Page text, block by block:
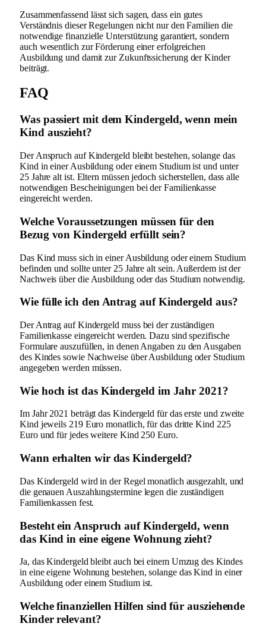
Zusammenfassend lässt sich sagen, dass ein gutes
Verständnis dieser Regelungen nicht nur den Familien die
notwendige finanzielle Unterstützung garantiert, sondern
auch wesentlich zur Förderung einer erfolgreichen
Ausbildung und damit zur Zukunftssicherung der Kinder
beiträgt.
FAQ
Was passiert mit dem Kindergeld, wenn mein
Kind auszieht?
Der Anspruch auf Kindergeld bleibt bestehen, solange das
Kind in einer Ausbildung oder einem Studium ist und unter
25 Jahre alt ist. Eltern müssen jedoch sicherstellen, dass alle
notwendigen Bescheinigungen bei der Familienkasse
eingereicht werden.
Welche Voraussetzungen müssen für den
Bezug von Kindergeld erfüllt sein?
Das Kind muss sich in einer Ausbildung oder einem Studium
befinden und sollte unter 25 Jahre alt sein. Außerdem ist der
Nachweis über die Ausbildung oder das Studium notwendig.
Wie fülle ich den Antrag auf Kindergeld aus?
Der Antrag auf Kindergeld muss bei der zuständigen
Familienkasse eingereicht werden. Dazu sind spezifische
Formulare auszufüllen, in denen Angaben zu den Ausgaben
des Kindes sowie Nachweise über Ausbildung oder Studium
angegeben werden müssen.
Wie hoch ist das Kindergeld im Jahr 2021?
Im Jahr 2021 beträgt das Kindergeld für das erste und zweite
Kind jeweils 219 Euro monatlich, für das dritte Kind 225
Euro und für jedes weitere Kind 250 Euro.
Wann erhalten wir das Kindergeld?
Das Kindergeld wird in der Regel monatlich ausgezahlt, und
die genauen Auszahlungstermine legen die zuständigen
Familienkassen fest.
Besteht ein Anspruch auf Kindergeld, wenn
das Kind in eine eigene Wohnung zieht?
Ja, das Kindergeld bleibt auch bei einem Umzug des Kindes
in eine eigene Wohnung bestehen, solange das Kind in einer
Ausbildung oder einem Studium ist.
Welche finanziellen Hilfen sind für ausziehende
Kinder relevant?